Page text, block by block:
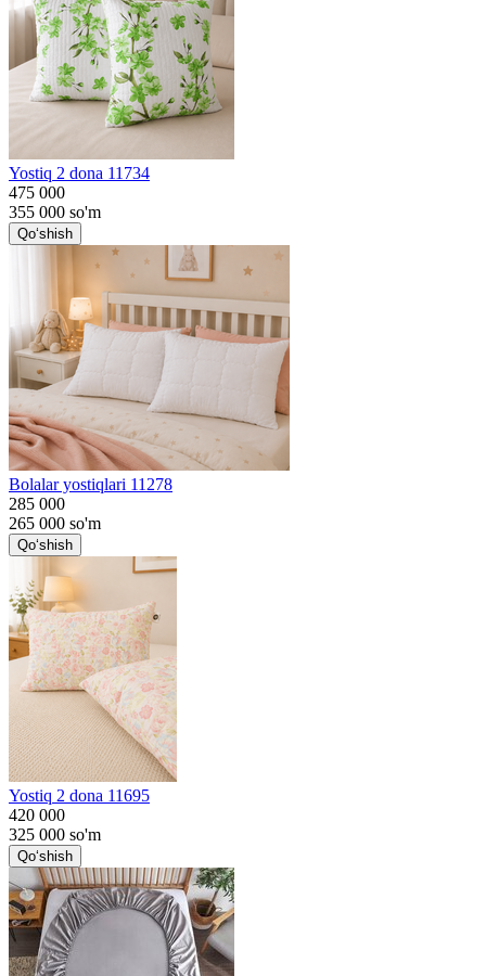
Yostiq 2 dona 11734
475 000
355 000 so'm
Qo‘shish
Bolalar yostiqlari 11278
285 000
265 000 so'm
Qo‘shish
Yostiq 2 dona 11695
420 000
325 000 so'm
Qo‘shish